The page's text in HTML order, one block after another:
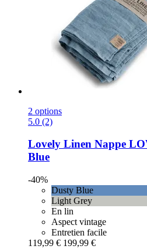
2 options
5.0 (2)
Lovely Linen Nappe
Blue
-40%
Dusty Blue
Light Grey
En lin
Aspect vintage
Entretien facile
119,99 € 199,99 €